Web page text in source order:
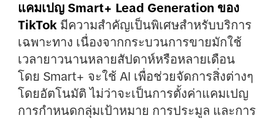
แคมเปญ Smart+ Lead Generation ของ
TikTok มีความสำคัญเป็นพิเศษสำหรับบริการ
เฉพาะทาง เนื่องจากกระบวนการขายมักใช้
เวลายาวนานหลายสัปดาห์หรือหลายเดือน
โดย Smart+ จะใช้ AI เพื่อช่วยจัดการสิ่งต่างๆ
โดยอัตโนมัติ ไม่ว่าจะเป็นการตั้งค่าแคมเปญ
การกำหนดกลุ่มเป้าหมาย การประมูล และการ